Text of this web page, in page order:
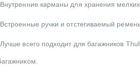
карманы для хранения
ручки и отстегиваемый
всего подходит для багажников